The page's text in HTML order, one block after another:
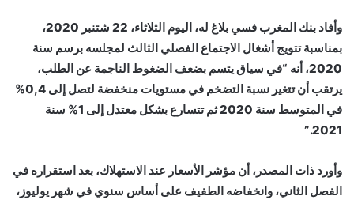
وأفاد بنك المغرب فسي بلاغ له، اليوم الثلاثاء، 22 شتنبر 2020،
بمناسبة تتويج أشغال الاجتماع الفصلي الثالث لمجلسه برسم سنة
2020، أنه “في سياق يتسم بضعف الضغوط الناجمة عن الطلب،
يرتقب أن تتغير نسبة التضخم في مستويات منخفضة لتصل إلى 0,4%
في المتوسط سنة 2020 ثم تتسارع بشكل معتدل إلى 1% سنة
2021.”
وأورد ذات المصدر، أن مؤشر الأسعار عند الاستهلاك، بعد استقراره في
الفصل الثاني، وانخفاضه الطفيف على أساس سنوي في شهر يوليوز،